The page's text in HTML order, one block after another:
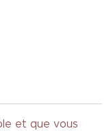
et que vous